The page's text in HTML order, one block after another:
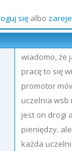
sięalbo
wiadomo, że
pracę to się
promotor
uczelnia wsb
jest on drogi
pieniędzy.
każda